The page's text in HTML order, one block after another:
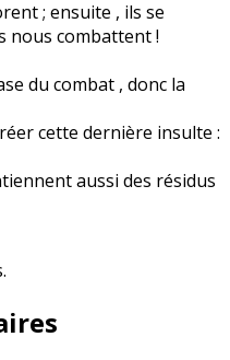
; ensuite , ils se
nous combattent !
du combat , donc la
cette dernière insulte :
aussi des résidus